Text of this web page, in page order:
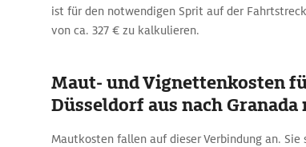
ist für den notwendigen Sprit auf der
von ca. 327 € zu kalkulieren.
Maut- und Vignettenkosten
Düsseldorf aus nach
Mautkosten fallen auf dieser Verbindung an.